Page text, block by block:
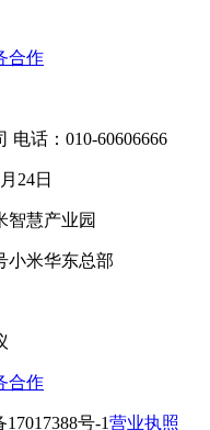
合作
话：010-60606666
24日
智慧产业园
小米华东总部
合作
17017388号-1营业执照